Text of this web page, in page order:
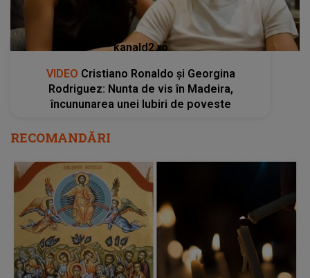
kanald2.ro
VIDEO Cristiano Ronaldo și Georgina
Rodriguez: Nunta de vis în Madeira,
încununarea unei Iubiri de poveste
RECOMANDĂRI